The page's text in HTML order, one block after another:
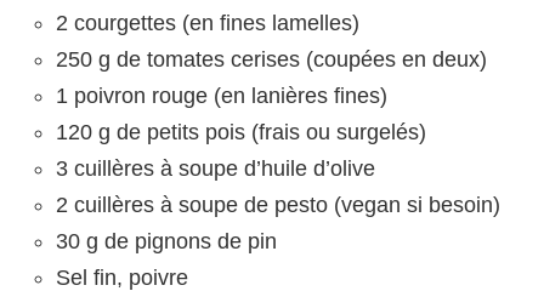
2 courgettes (en fines lamelles)
250 g de tomates cerises (coupées en deux)
1 poivron rouge (en lanières fines)
120 g de petits pois (frais ou surgelés)
3 cuillères à soupe d’huile d’olive
2 cuillères à soupe de pesto (vegan si besoin)
30 g de pignons de pin
Sel fin, poivre